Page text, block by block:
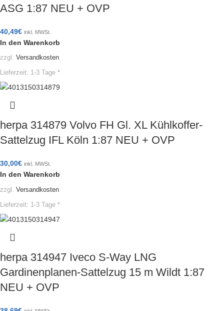
ASG 1:87 NEU + OVP
40,49€ inkl. MWSt.
In den Warenkorb
zzgl. Versandkosten
Lieferzeit: 1-3 Tage *
herpa 314879 Volvo FH Gl. XL Kühlkoffer-
Sattelzug IFL Köln 1:87 NEU + OVP
30,00€ inkl. MWSt.
In den Warenkorb
zzgl. Versandkosten
Lieferzeit: 1-3 Tage *
herpa 314947 Iveco S-Way LNG
Gardinenplanen-Sattelzug 15 m Wildt 1:87
NEU + OVP